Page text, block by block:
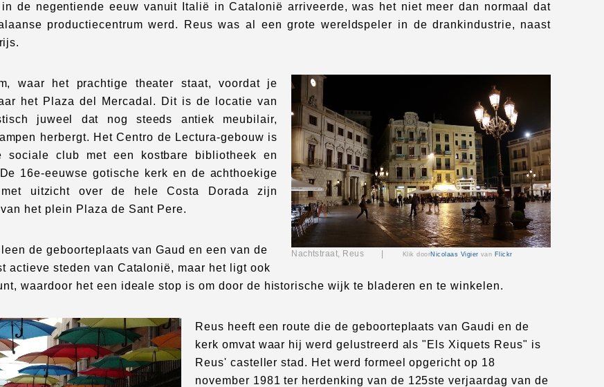
in de negentiende eeuw vanuit Italië in Catalonië arriveerde, was het niet meer dan normaal dat
productiecentrum werd. Reus was al een grote wereldspeler in de drankindustrie, naast
Nachtstraat, Reus | Klik doorNicolaas Vigier van Flickr
waar het prachtige theater staat, voordat je
het Plaza del Mercadal. Dit is de locatie van
juweel dat nog steeds antiek meubilair,
herbergt. Het Centro de Lectura-gebouw is
sociale club met een kostbare bibliotheek en
16e-eeuwse gotische kerk en de achthoekige
met uitzicht over de hele Costa Dorada zijn
het plein Plaza de Sant Pere.
de geboorteplaats van Gaud en een van de
actieve steden van Catalonië, maar het ligt ook
waardoor het een ideale stop is om door de historische wijk te bladeren en te winkelen.
Reus heeft een route die de geboorteplaats van Gaudi en de
kerk omvat waar hij werd gelustreerd als "Els Xiquets Reus" is
Reus' casteller stad. Het werd formeel opgericht op 18
november 1981 ter herdenking van de 125ste verjaardag van de